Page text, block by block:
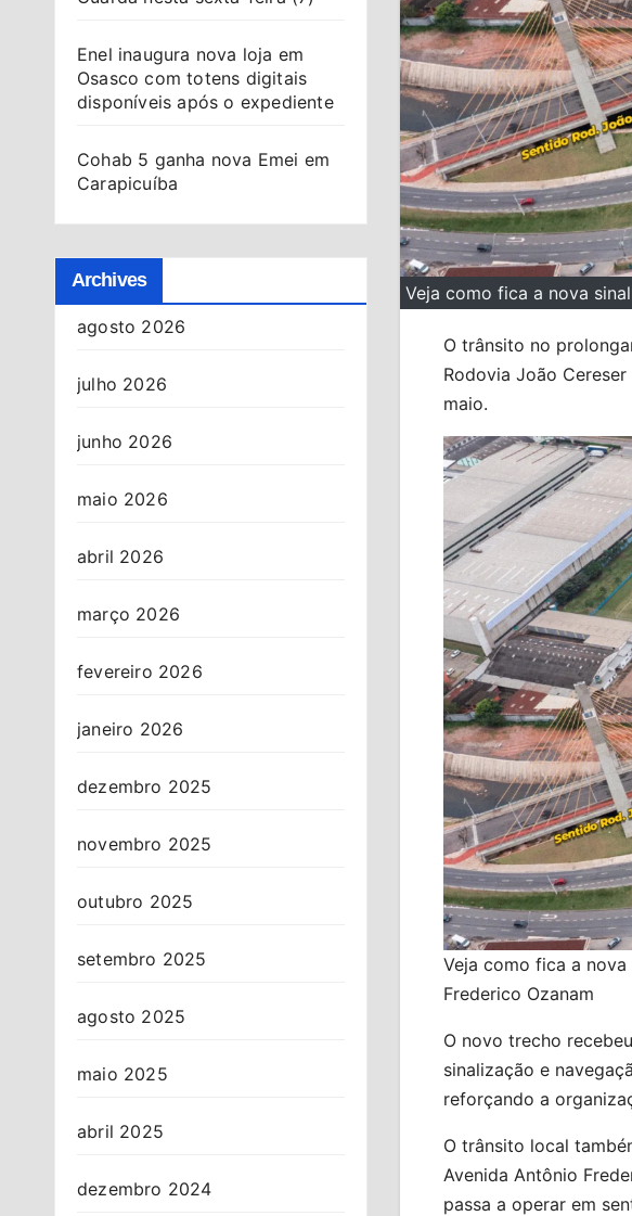
Enel inaugura nova loja em
Osasco com totens digitais
disponíveis após o expediente
Cohab 5 ganha nova Emei em
Carapicuíba
Archives
agosto 2026
julho 2026
junho 2026
maio 2026
abril 2026
março 2026
fevereiro 2026
janeiro 2026
dezembro 2025
novembro 2025
outubro 2025
setembro 2025
agosto 2025
maio 2025
abril 2025
dezembro 2024
Veja como fica a nova
O trânsito no
Rodovia João
maio.
Veja como fica a
Frederico Ozanam
O novo trecho
sinalização e
reforçando a
O trânsito local
Avenida Antônio
passa a operar em